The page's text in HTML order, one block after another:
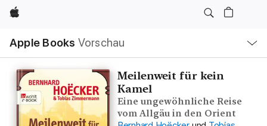
Apple
Apple Books Vorschau
Navigation
Menü
öffnen
Meilenweit für kein
Kamel
Eine ungewöhnliche Reise
vom Allgäu in den Orient